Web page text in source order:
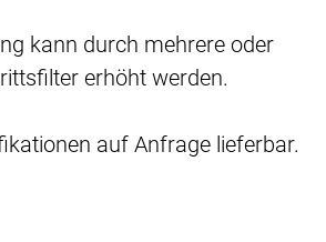
kann durch mehrere oder
erhöht werden.
auf Anfrage lieferbar.